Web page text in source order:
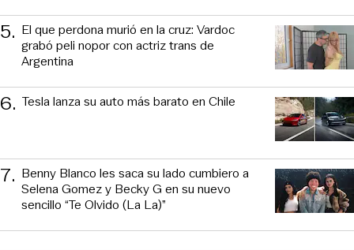
5. El que perdona murió en la cruz: Vardoc
grabó peli nopor con actriz trans de
Argentina
6. Tesla lanza su auto más barato en Chile
7. Benny Blanco les saca su lado cumbiero a
Selena Gomez y Becky G en su nuevo
sencillo “Te Olvido (La La)”